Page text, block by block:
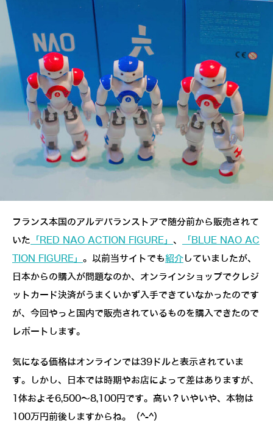
フランス本国のアルデバランストアで随分前から販売されて
いた 「RED NAO ACTION FIGURE」 、
「BLUE NAO AC
TION FIGURE」 。以前当サイトでも紹介していましたが、
日本からの購入が問題なのか、オンラインショップでクレジ
ットカード決済がうまくいかず入手できていなかったのです
が、今回やっと国内で販売されているものを購入できたので
レポートします。
気になる価格はオンラインでは39ドルと表示されていま
す。しかし、日本では時期やお店によって差はありますが、
1体およそ6,500～8,100円です。高い？いやいや、本物は
100万円前後しますからね。（^-^）